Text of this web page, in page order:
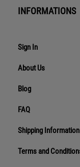
INFORMATIONS
Sign In
About Us
Blog
FAQ
Shipping Information
Terms and